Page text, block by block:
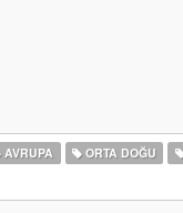
AVRUPA ORTA DOĞU